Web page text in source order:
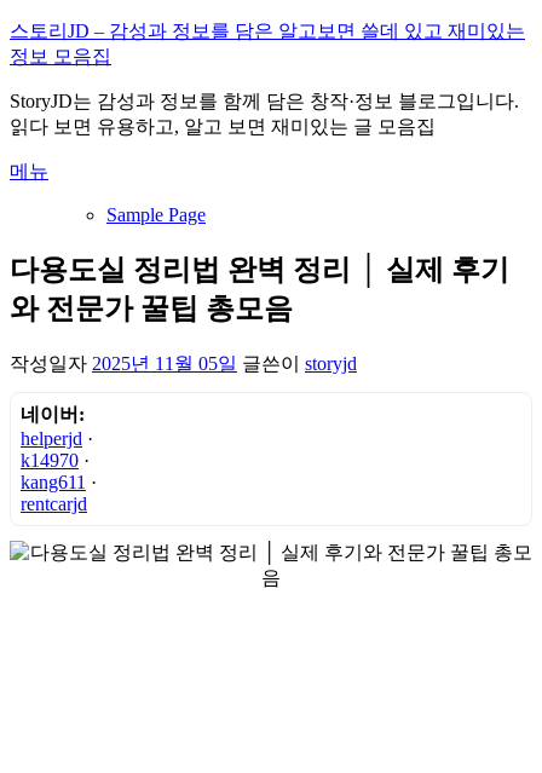
내
용
로
바
가
스토리JD – 감성과 정보를 담은 알고보면 쓸데 있고 재미있는
정보 모음집
StoryJD는 감성과 정보를 함께 담은 창작·정보 블로그입니다.
읽다 보면 유용하고, 알고 보면 재미있는 글 모음집
메뉴
Sample Page
다용도실 정리법 완벽 정리 │ 실제 후기
와 전문가 꿀팁 총모음
작성일자 2025년 11월 05일 글쓴이 storyjd
네이버:
helperjd ·
k14970 ·
kang611 ·
rentcarjd